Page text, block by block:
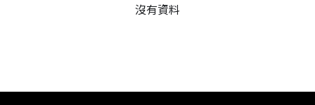
沒有資料